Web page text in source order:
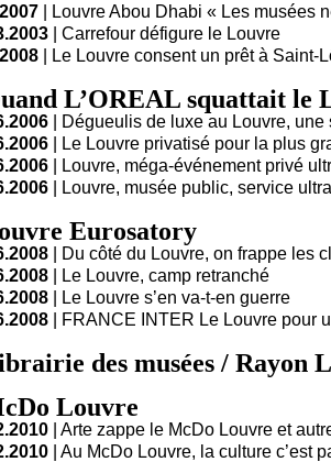
| Louvre Abou Dhabi « Les musées
| Carrefour défigure le Louvre
| Le Louvre consent un prêt à Saint-
L’OREAL squattait le
| Dégueulis de luxe au Louvre, une
| Le Louvre privatisé pour la plus
| Louvre, méga-événement privé
| Louvre, musée public, service
Eurosatory
| Du côté du Louvre, on frappe les
| Le Louvre, camp retranché
| Le Louvre s’en va-t-en guerre
| FRANCE INTER Le Louvre pour
des musées / Rayon
Louvre
| Arte zappe le McDo Louvre et
| Au McDo Louvre, la culture c’est